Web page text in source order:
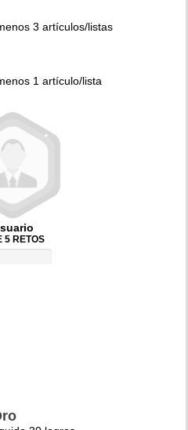
3 artículos/listas
1 artículo/lista
5 RETOS